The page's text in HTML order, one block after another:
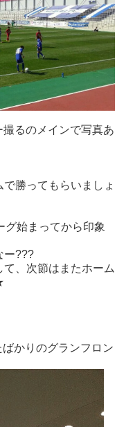
るのメインで写真あ
勝ってもらいましょ
グ始まってから印象
ー???
、次節はまたホーム
かりのグランフロン